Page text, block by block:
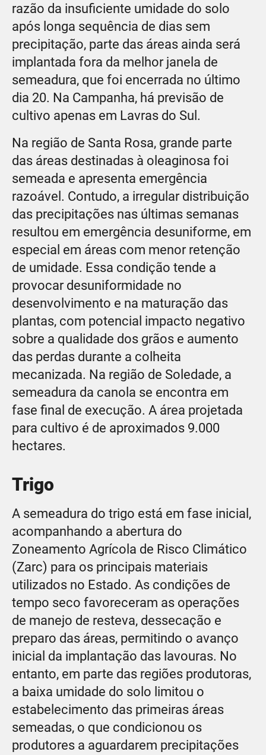
razão da insuficiente umidade do solo
após longa sequência de dias sem
precipitação, parte das áreas ainda será
implantada fora da melhor janela de
semeadura, que foi encerrada no último
dia 20. Na Campanha, há previsão de
cultivo apenas em Lavras do Sul.
Na região de Santa Rosa, grande parte
das áreas destinadas à oleaginosa foi
semeada e apresenta emergência
razoável. Contudo, a irregular distribuição
das precipitações nas últimas semanas
resultou em emergência desuniforme, em
especial em áreas com menor retenção
de umidade. Essa condição tende a
provocar desuniformidade no
desenvolvimento e na maturação das
plantas, com potencial impacto negativo
sobre a qualidade dos grãos e aumento
das perdas durante a colheita
mecanizada. Na região de Soledade, a
semeadura da canola se encontra em
fase final de execução. A área projetada
para cultivo é de aproximados 9.000
hectares.
Trigo
A semeadura do trigo está em fase inicial,
acompanhando a abertura do
Zoneamento Agrícola de Risco Climático
(Zarc) para os principais materiais
utilizados no Estado. As condições de
tempo seco favoreceram as operações
de manejo de resteva, dessecação e
preparo das áreas, permitindo o avanço
inicial da implantação das lavouras. No
entanto, em parte das regiões produtoras,
a baixa umidade do solo limitou o
estabelecimento das primeiras áreas
semeadas, o que condicionou os
produtores a aguardarem precipitações